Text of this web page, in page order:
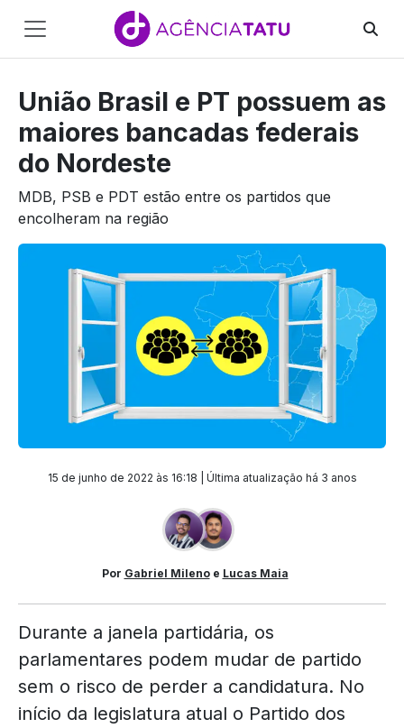
Pular para o conteúdo
Main
Navigation
União Brasil e PT possuem as
maiores bancadas federais
do Nordeste
MDB, PSB e PDT estão entre os partidos que
encolheram na região
15 de junho de 2022 às 16:18 | Última atualização há 3 anos
Por Gabriel Milenoe Lucas Maia
Durante a janela partidária, os
parlamentares podem mudar de partido
sem o risco de perder a candidatura. No
início da legislatura atual o Partido dos